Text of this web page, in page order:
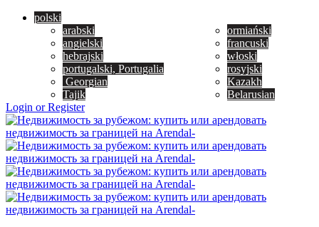
polski
arabski
ormiański
angielski
francuski
hebrajski
włoski
portugalski, Portugalia
rosyjski
Georgian
Kazakh
Tajik
Belarusian
Login or Register